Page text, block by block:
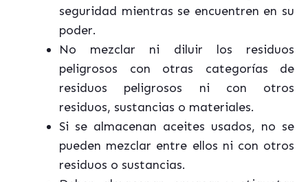
seguridad mientras se encuentren en su
poder.
No mezclar ni diluir los residuos
peligrosos con otras categorías de
residuos peligrosos ni con otros
residuos, sustancias o materiales.
Si se almacenan aceites usados, no se
pueden mezclar entre ellos ni con otros
residuos o sustancias.